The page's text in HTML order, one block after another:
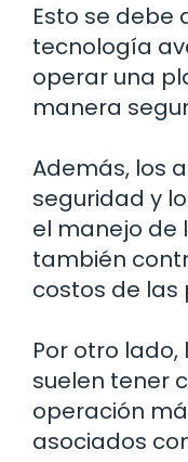
Esto se debe
tecnología
operar una
manera
Además, los
seguridad y
el manejo de
también
costos de las
Por otro
suelen tener
operación
asociados